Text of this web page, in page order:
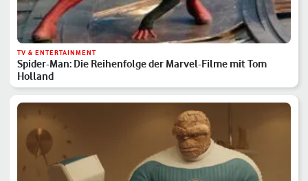
TV & ENTERTAINMENT
Spider-Man: Die Reihenfolge der Marvel-Filme mit Tom
Holland